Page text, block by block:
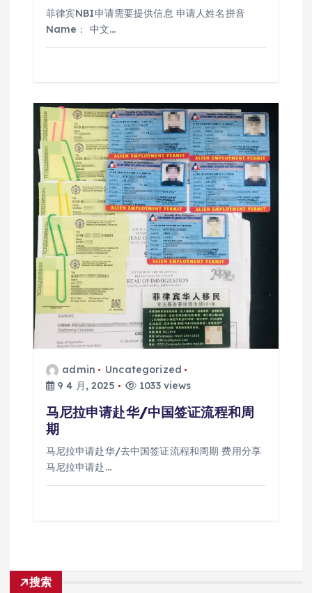
菲律宾NBI申请需要提供信息 申请人姓名拼音
Name： 中文…
admin
Uncategorized
9 4 月, 2025
1033 views
马尼拉申请赴华/中国签证流程和周
期
马尼拉申请赴华/去中国签证流程和周期 费用分享
马尼拉申请赴…
搜索